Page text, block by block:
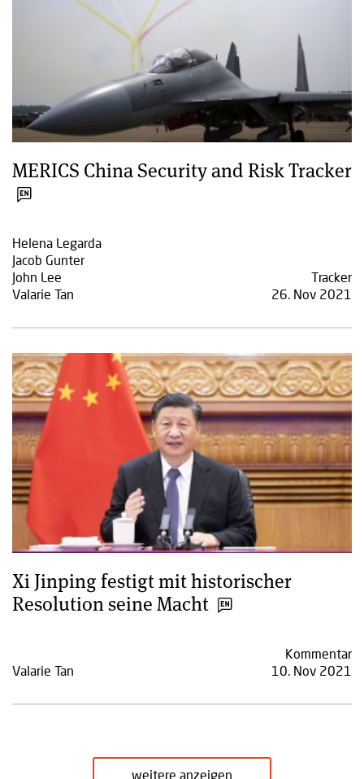
MERICS China Security and Risk Tracker
Helena Legarda
Jacob Gunter
John Lee
Valarie Tan
Tracker
26. Nov 2021
Xi Jinping festigt mit historischer
Resolution seine Macht
Valarie Tan
Kommentar
10. Nov 2021
weitere anzeigen